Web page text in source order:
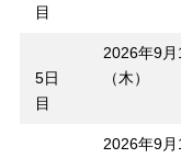
目
5日
目
2026年9月
（木）
2026年9月